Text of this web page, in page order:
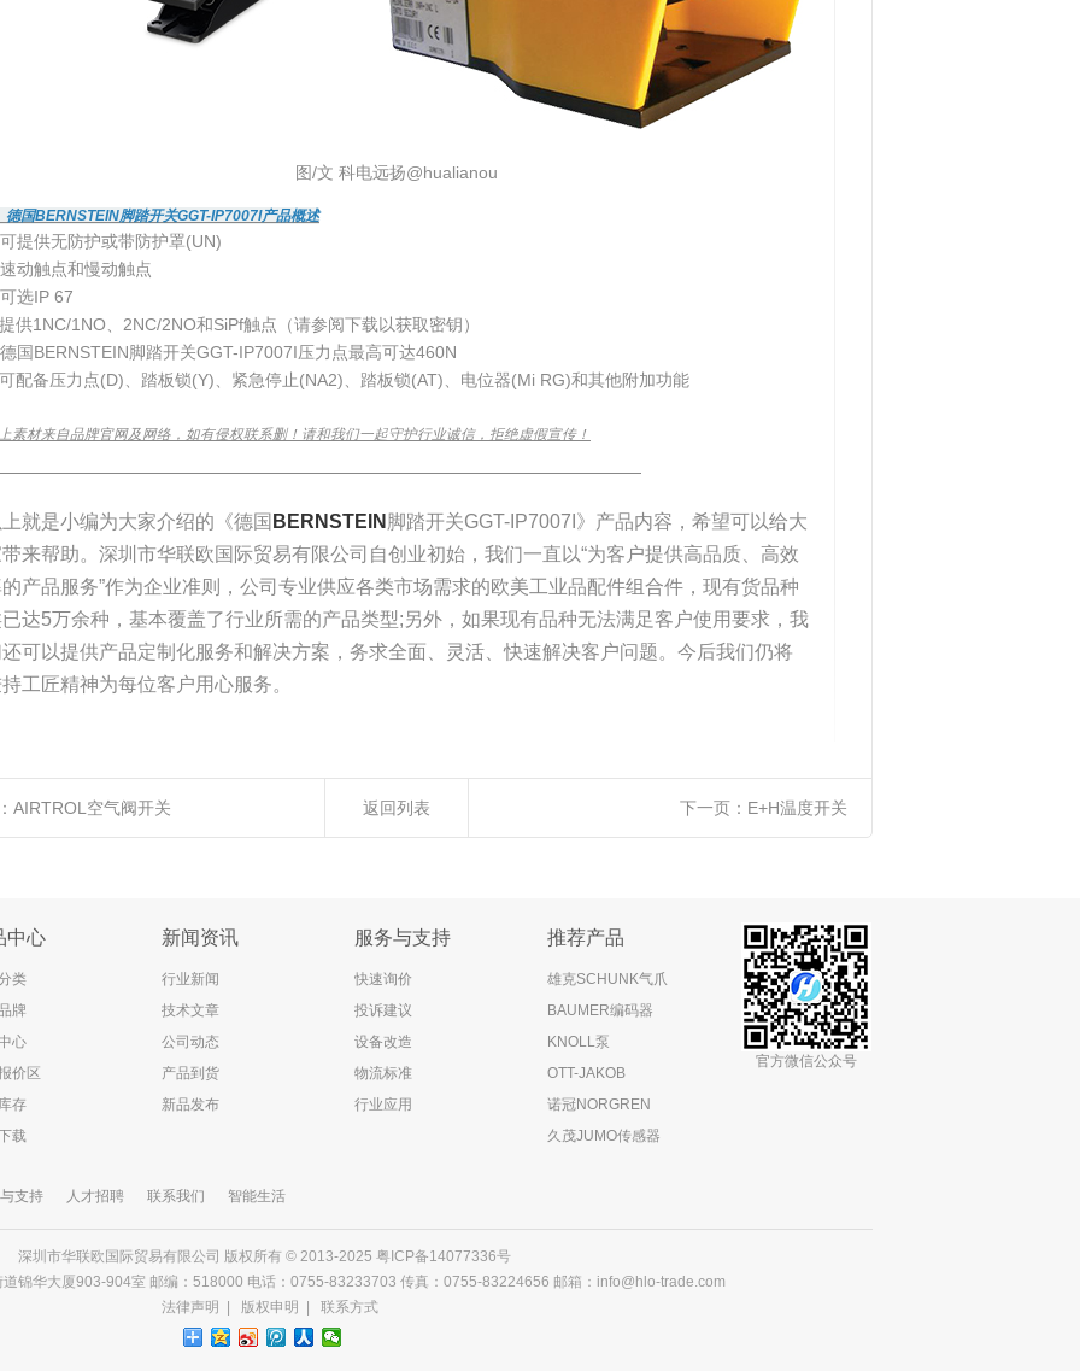
图/文 科电远扬@hualianou
德国BERNSTEIN脚踏开关GGT-IP7007I产品概述
提供无防护或带防护罩(UN)
动触点和慢动触点
选IP 67
供1NC/1NO、2NC/2NO和SiPf触点（请参阅下载以获取密钥）
国BERNSTEIN脚踏开关GGT-IP7007I压力点最高可达460N
配备压力点(D)、踏板锁(Y)、紧急停止(NA2)、踏板锁(AT)、电位器(Mi RG)和其他附加功能
素材来自品牌官网及网络，如有侵权联系删！请和我们一起守护行业诚信，拒绝虚假宣传！
上就是小编为大家介绍的《德国 BERNSTEIN 脚踏开关GGT-IP7007I》产品内容，希望可以给大
带来帮助。深圳市华联欧国际贸易有限公司自创业初始，我们一直以“为客户提供高品质、高效
产品服务”作为企业准则，公司专业供应各类市场需求的欧美工业品配件组合件，现有货品种
达5万余种，基本覆盖了行业所需的产品类型;另外，如果现有品种无法满足客户使用要求，我
可以提供产品定制化服务和解决方案，务求全面、灵活、快速解决客户问题。今后我们仍将
工匠精神为每位客户用心服务。
AIRTROL空气阀开关 返回列表 下一页： E+H温度开关
中心
类
牌
心
价区
存
载
新闻资讯
行业新闻
技术文章
公司动态
产品到货
新品发布
服务与支持
快速询价
投诉建议
设备改造
物流标准
行业应用
推荐产品
雄克SCHUNK气爪
BAUMER编码器
KNOLL泵
OTT-JAKOB
诺冠NORGREN
久茂JUMO传感器
官方微信公众号
支持 人才招聘 联系我们 智能生活
深圳市华联欧国际贸易有限公司 版权所有 © 2013-2025 粤ICP备14077336号
锦华大厦903-904室 邮编：518000 电话：0755-83233703 传真：0755-83224656 邮箱：info@hlo-trade.com
法律声明 | 版权申明 | 联系方式